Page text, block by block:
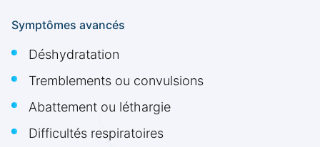
Symptômes avancés
Déshydratation
Tremblements ou convulsions
Abattement ou léthargie
Difficultés respiratoires